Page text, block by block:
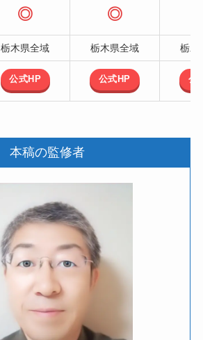
◎ ◎
栃木県全域 栃木県全域 栃木
公式HP 公式HP 公
本稿の監修者